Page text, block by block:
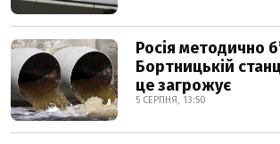
Росія методично
Бортницькій
це загрожує
5 СЕРПНЯ, 13:50